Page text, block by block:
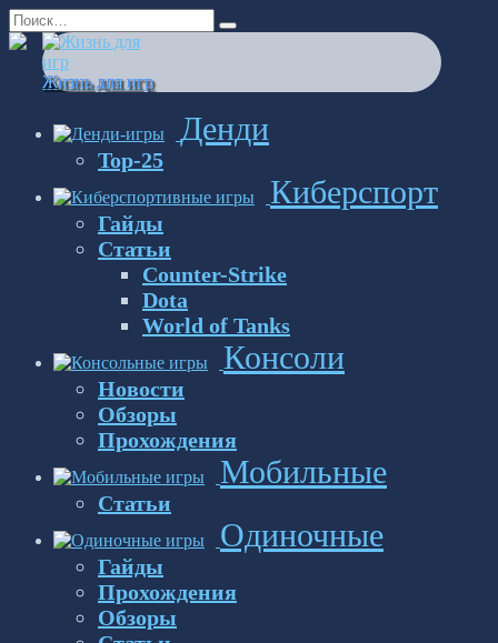
Перейти
к
содержанию
Search
for:
Жизнь для игр
Денди
Top-25
Киберспорт
Гайды
Статьи
Counter-Strike
Dota
World of Tanks
Консоли
Новости
Обзоры
Прохождения
Мобильные
Статьи
Одиночные
Гайды
Прохождения
Обзоры